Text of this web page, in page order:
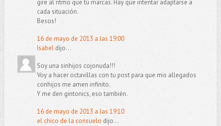
gire al ritmo que tú marcas. Hay que intentar adaptarse a
cada situación.
Besos!
16 de mayo de 2013 a las 19:00
Isabeldijo...
Soy una sinhijos cojonuda!!!
Voy a hacer octavillas con tu post para que mis allegados
conhijos me amen infinito.
Y me den gintonics, eso también.
16 de mayo de 2013 a las 19:10
el chico de la consuelo dijo...